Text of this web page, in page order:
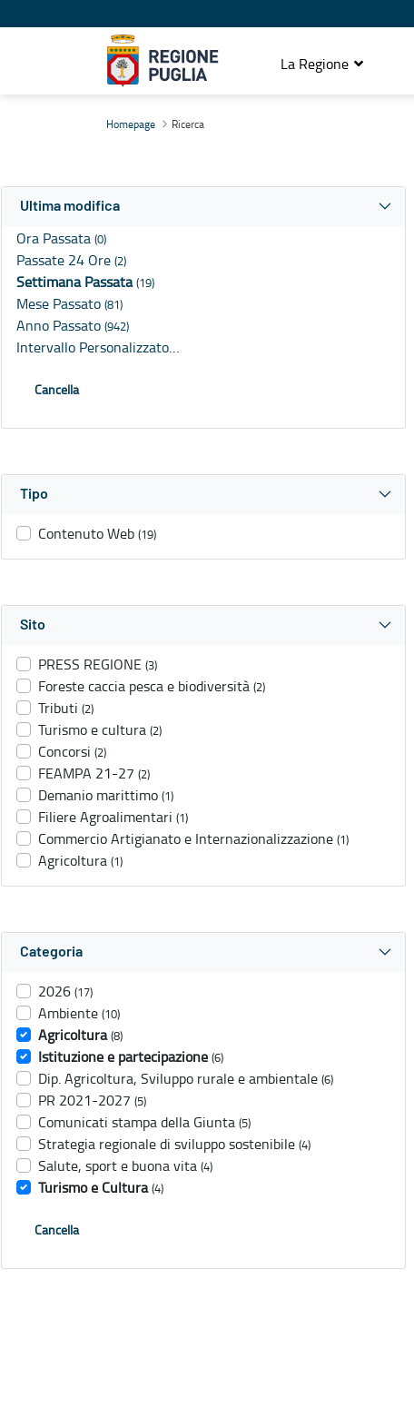
La Regione
Homepage Ricerca
Ultima modifica
Ora Passata (0)
Passate 24 Ore (2)
Settimana Passata(19)
Mese Passato (81)
Anno Passato (942)
Intervallo Personalizzato…
Cancella
Tipo
Contenuto Web (19)
Sito
PRESS REGIONE (3)
Foreste caccia pesca e biodiversità (2)
Tributi (2)
Turismo e cultura (2)
Concorsi (2)
FEAMPA 21-27 (2)
Demanio marittimo (1)
Filiere Agroalimentari (1)
Commercio Artigianato e Internazionalizzazione (1)
Agricoltura (1)
Categoria
2026 (17)
Ambiente (10)
Agricoltura (8)
Istituzione e partecipazione (6)
Dip. Agricoltura, Sviluppo rurale e ambientale (6)
PR 2021-2027 (5)
Comunicati stampa della Giunta (5)
Strategia regionale di sviluppo sostenibile (4)
Salute, sport e buona vita (4)
Turismo e Cultura (4)
Cancella